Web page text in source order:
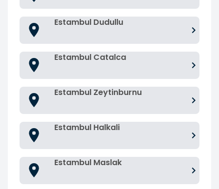
Estambul Dudullu
Estambul Catalca
Estambul Zeytinburnu
Estambul Halkali
Estambul Maslak